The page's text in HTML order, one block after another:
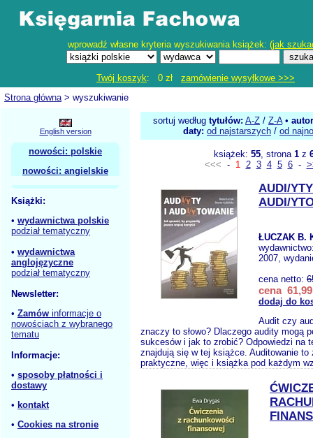
wprowadź własne kryteria wyszukiwania książek: (jak
Twój koszyk: 0 zł zamówienie wysyłkowe >>>
Strona główna> wyszukiwanie
English version
nowości: polskie
nowości: angielskie
Książki:
• wydawnictwa polskie
podział tematyczny
• wydawnictwa
anglojęzyczne
podział tematyczny
Newsletter:
• Zamów informacje o
nowościach z wybranego
tematu
Informacje:
• sposoby płatności i
dostawy
• kontakt
• Cookies na stronie
sortuj według tytułów: A-Z / Z-A•
daty: od najstarszych / od
książek: 55, strona 1z
<<< - 1 2 3 4 5 6-
AUDI/
AUDI/
ŁUCZAK B.
2007,
cena netto:
cena 61,99
dodaj do
Audit czy
znaczy to słowo? Dlaczego audity mogą
sukcesów i jak to zrobić? Odpowiedzi na
znajdują się w tej książce. Auditowanie to
praktyczne, więc i książka pod każdym